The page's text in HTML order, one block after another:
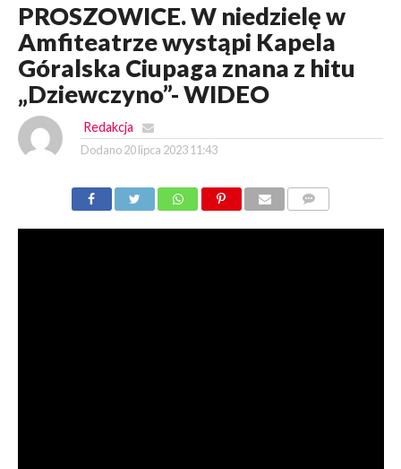
PROSZOWICE. W niedzielę w
Amfiteatrze wystąpi Kapela
Góralska Ciupaga znana z hitu
„Dziewczyno”- WIDEO
Redakcja
Dodano 20 lipca 2023 11:43